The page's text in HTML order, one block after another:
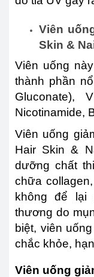
Viên
Skin &
Viên uống
thành phần
Gluconate),
Nicotinamide,
Viên uống
Hair Skin &
dưỡng chất
chữa
không để lại
thương do
biệt, viên
chắc khỏe,
Viên uống